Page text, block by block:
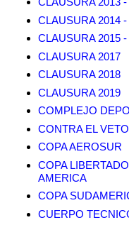
CLAUSURA 2014 -
CLAUSURA 2015 -
CLAUSURA 2017
CLAUSURA 2018
CLAUSURA 2019
COMPLEJO
CONTRA EL VETO
COPA AEROSUR
COPA
AMERICA
COPA
CUERPO